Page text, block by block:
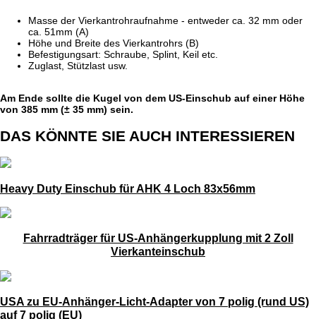
Masse der Vierkantrohraufnahme - entweder ca. 32 mm oder
ca. 51mm (A)
Höhe und Breite des Vierkantrohrs (B)
Befestigungsart: Schraube, Splint, Keil etc.
Zuglast, Stützlast usw.
Am Ende sollte die Kugel von dem US-Einschub auf einer Höhe
von 385 mm (± 35 mm) sein.
DAS KÖNNTE SIE AUCH INTERESSIEREN
Heavy Duty Einschub für AHK 4 Loch 83x56mm
Fahrradträger für US-Anhängerkupplung mit 2 Zoll
Vierkanteinschub
USA zu EU-Anhänger-Licht-Adapter von 7 polig (rund US)
auf 7 polig (EU)